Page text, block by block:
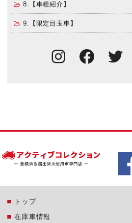
8.【車種紹介】
9.【限定目玉車】
トップ
在庫車情報